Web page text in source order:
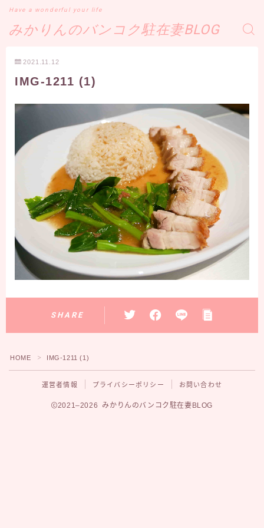
みかりんのバンコク駐在妻BLOG
Have a wonderful your life
2021.11.12
IMG-1211 (1)
SHARE
HOME ＞ IMG-1211 (1)
運営者情報 プライバシーポリシー お問い合わせ
2021–2026 みかりんのバンコク駐在妻BLOG